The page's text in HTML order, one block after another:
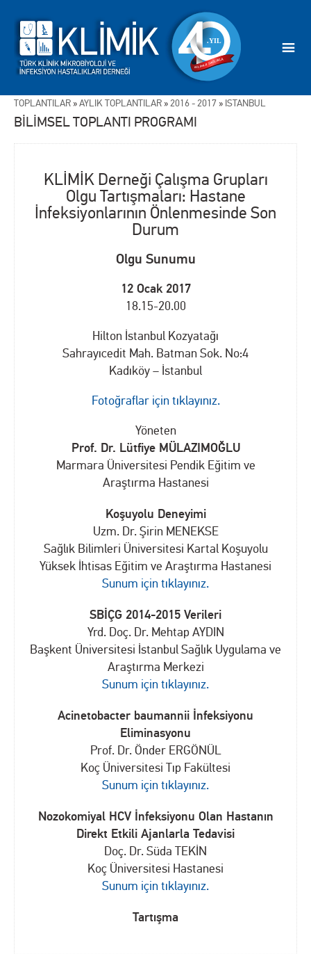
TOPLANTILAR »AYLIK TOPLANTILAR »2016 - 2017 » İSTANBUL
BİLİMSEL TOPLANTI PROGRAMI
KLİMİK Derneği Çalışma Grupları
Olgu Tartışmaları: Hastane
İnfeksiyonlarının Önlenmesinde Son
Durum
Olgu Sunumu
12 Ocak 2017
18.15-20.00
Hilton İstanbul Kozyatağı
Sahrayıcedit Mah. Batman Sok. No:4
Kadıköy – İstanbul
Fotoğraflar için tıklayınız.
Yöneten
Prof. Dr. Lütfiye MÜLAZIMOĞLU
Marmara Üniversitesi Pendik Eğitim ve
Araştırma Hastanesi
Koşuyolu Deneyimi
Uzm. Dr. Şirin MENEKSE
Sağlık Bilimleri Üniversitesi Kartal Koşuyolu
Yüksek İhtisas Eğitim ve Araştırma Hastanesi
Sunum için tıklayınız.
SBİÇG 2014-2015 Verileri
Yrd. Doç. Dr. Mehtap AYDIN
Başkent Üniversitesi İstanbul Sağlık Uygulama ve
Araştırma Merkezi
Sunum için tıklayınız.
Acinetobacter baumannii İnfeksiyonu
Eliminasyonu
Prof. Dr. Önder ERGÖNÜL
Koç Üniversitesi Tıp Fakültesi
Sunum için tıklayınız.
Nozokomiyal HCV İnfeksiyonu Olan Hastanın
Direkt Etkili Ajanlarla Tedavisi
Doç. Dr. Süda TEKİN
Koç Üniversitesi Hastanesi
Sunum için tıklayınız.
Tartışma